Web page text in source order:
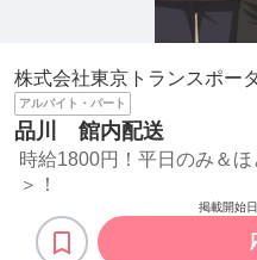
株式会社東京トランスポー
アルバイト・パート
品川 館内配送
時給1800円！平日のみ＆
＞！
掲載開始日